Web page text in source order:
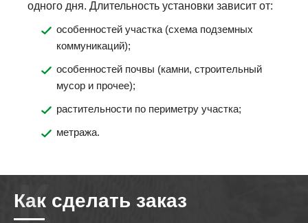
одного дня. Длительность установки зависит от:
особенностей участка (схема подземных
коммуникаций);
особенностей почвы (камни, строительный
мусор и прочее);
растительности по периметру участка;
метража.
Как сделать заказ